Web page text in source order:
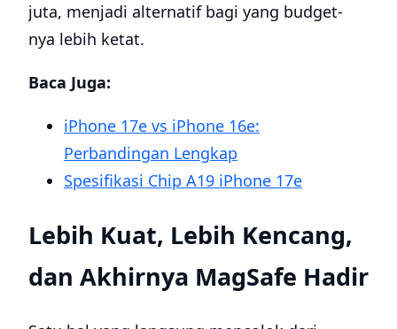
juta, menjadi alternatif bagi yang budget-
nya lebih ketat.
Baca Juga:
iPhone 17e vs iPhone 16e:
Perbandingan Lengkap
Spesifikasi Chip A19 iPhone 17e
Lebih Kuat, Lebih Kencang,
dan Akhirnya MagSafe Hadir